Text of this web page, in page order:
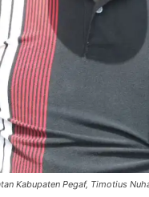
Kabupaten Pegaf, Timotius